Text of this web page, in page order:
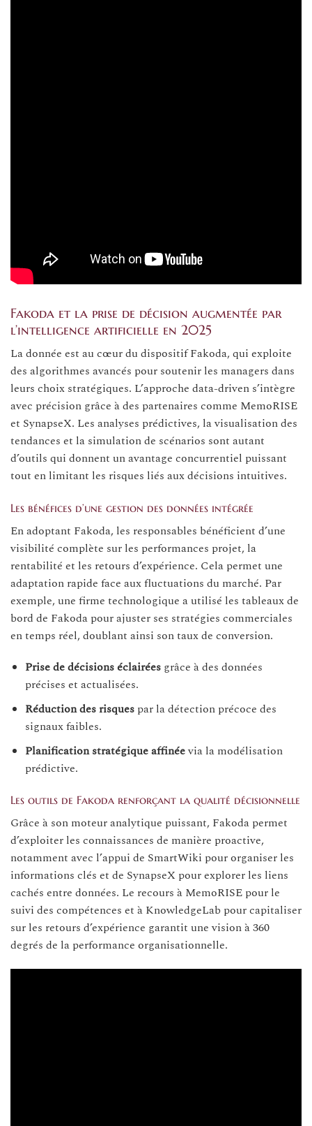
Fakoda et la prise de décision augmentée par
l’intelligence artificielle en 2025
La donnée est au cœur du dispositif Fakoda, qui exploite
des algorithmes avancés pour soutenir les managers dans
leurs choix stratégiques. L’approche data-driven s’intègre
avec précision grâce à des partenaires comme MemoRISE
et SynapseX. Les analyses prédictives, la visualisation des
tendances et la simulation de scénarios sont autant
d’outils qui donnent un avantage concurrentiel puissant
tout en limitant les risques liés aux décisions intuitives.
Les bénéfices d’une gestion des données intégrée
En adoptant Fakoda, les responsables bénéficient d’une
visibilité complète sur les performances projet, la
rentabilité et les retours d’expérience. Cela permet une
adaptation rapide face aux fluctuations du marché. Par
exemple, une firme technologique a utilisé les tableaux de
bord de Fakoda pour ajuster ses stratégies commerciales
en temps réel, doublant ainsi son taux de conversion.
Prise de décisions éclairéesgrâce à des données
précises et actualisées.
Réduction des risquespar la détection précoce des
signaux faibles.
Planification stratégique affinéevia la modélisation
prédictive.
Les outils de Fakoda renforçant la qualité décisionnelle
Grâce à son moteur analytique puissant, Fakoda permet
d’exploiter les connaissances de manière proactive,
notamment avec l’appui de SmartWiki pour organiser les
informations clés et de SynapseX pour explorer les liens
cachés entre données. Le recours à MemoRISE pour le
suivi des compétences et à KnowledgeLab pour capitaliser
sur les retours d’expérience garantit une vision à 360
degrés de la performance organisationnelle.